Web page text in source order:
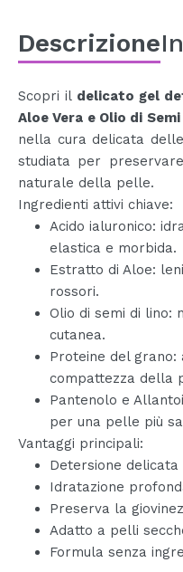
Descrizione
Scopri il delicato gel
Aloe Vera e Olio di
nella cura delicata
studiata per
naturale della pelle.
Ingredienti attivi chiave:
Acido ialuronico:
elastica e morbida.
Estratto di Aloe:
rossori.
Olio di semi di
cutanea.
Proteine del
compattezza della
Pantenolo e
per una pelle più
Vantaggi principali:
Detersione
Idratazione
Preserva la
Adatto a pelli
Formula senza